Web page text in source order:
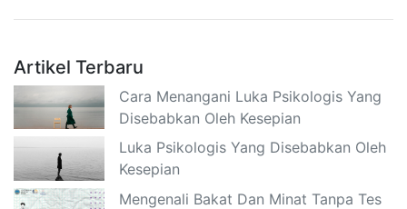
Artikel Terbaru
Cara Menangani Luka Psikologis Yang
Disebabkan Oleh Kesepian
Luka Psikologis Yang Disebabkan Oleh
Kesepian
Mengenali Bakat Dan Minat Tanpa Tes